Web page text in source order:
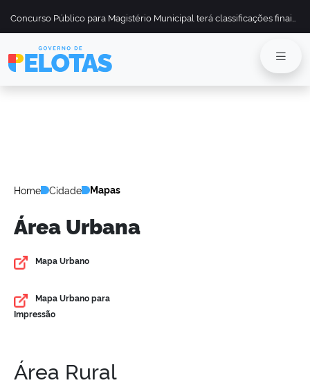
Home Cidade Mapas
Área Urbana
Mapa Urbano
Mapa Urbano para
Impressão
Área Rural